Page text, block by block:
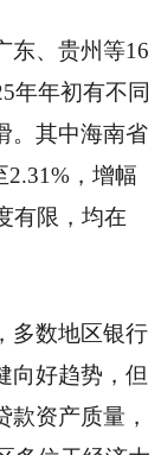
东、贵州等16
年年初有不同
。其中海南省
，增幅
有限，均在
多数地区银行
向好趋势，但
资产质量，